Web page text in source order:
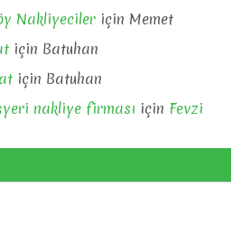
Nakliyeciler için Memet
için Batuhan
için Batuhan
nakliye firması için Fevzi